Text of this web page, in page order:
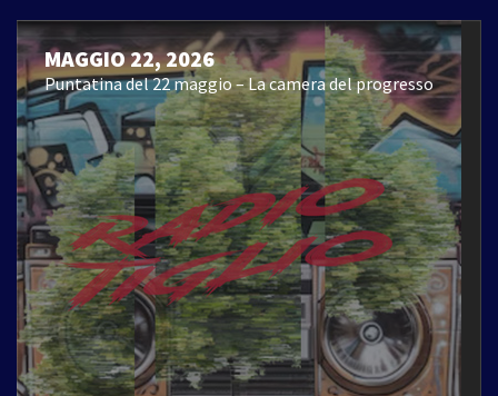
MAGGIO 22, 2026
Puntatina del 22 maggio – La camera del progresso